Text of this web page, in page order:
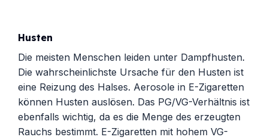
Husten
Die meisten Menschen leiden unter Dampfhusten.
Die wahrscheinlichste Ursache für den Husten ist
eine Reizung des Halses. Aerosole in E-Zigaretten
können Husten auslösen. Das PG/VG-Verhältnis ist
ebenfalls wichtig, da es die Menge des erzeugten
Rauchs bestimmt. E-Zigaretten mit hohem VG-